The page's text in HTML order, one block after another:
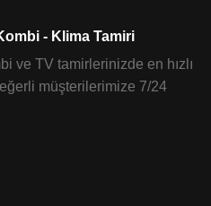
- Klima Tamiri
ve TV tamirlerinizde en hızlı
müşterilerimize 7/24